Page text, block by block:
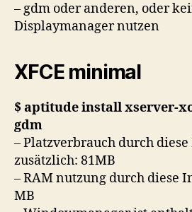
– gdm oder anderen, oder
Displaymanager nutzen
XFCE minimal
$ aptitude install xserver-
gdm
– Platzverbrauch durch
zusätzlich: 81MB
– RAM nutzung durch diese
MB